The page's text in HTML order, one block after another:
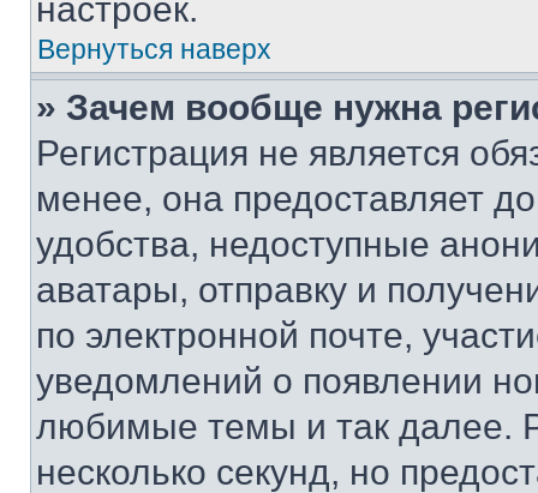
настроек.
Вернуться наверх
» Зачем вообще нужна
Регистрация не является
менее, она предоставляет
удобства, недоступные
аватары, отправку и
по электронной почте,
уведомлений о появлении
любимые темы и так далее.
несколько секунд, но